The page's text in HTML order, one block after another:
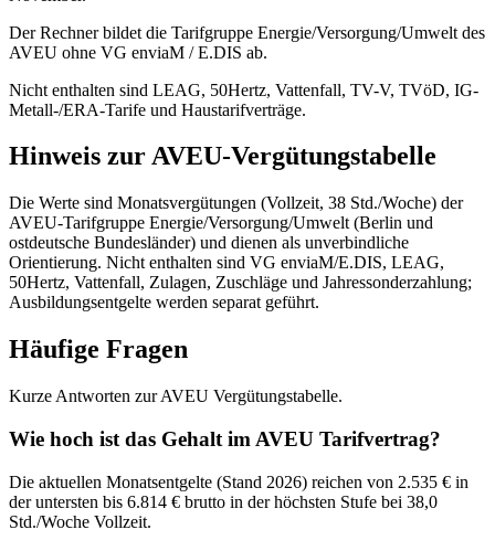
Der Rechner bildet die Tarifgruppe Energie/Versorgung/Umwelt des
AVEU ohne VG enviaM / E.DIS ab.
Nicht enthalten sind LEAG, 50Hertz, Vattenfall, TV-V, TVöD, IG-
Metall-/ERA-Tarife und Haustarifverträge.
Hinweis zur AVEU-Vergütungstabelle
Die Werte sind Monatsvergütungen (Vollzeit, 38 Std./Woche) der
AVEU-Tarifgruppe Energie/Versorgung/Umwelt (Berlin und
ostdeutsche Bundesländer) und dienen als unverbindliche
Orientierung. Nicht enthalten sind VG enviaM/E.DIS, LEAG,
50Hertz, Vattenfall, Zulagen, Zuschläge und Jahressonderzahlung;
Ausbildungsentgelte werden separat geführt.
Häufige Fragen
Kurze Antworten zur AVEU Vergütungstabelle.
Wie hoch ist das Gehalt im AVEU Tarifvertrag?
Die aktuellen Monatsentgelte (Stand 2026) reichen von 2.535 € in
der untersten bis 6.814 € brutto in der höchsten Stufe bei 38,0
Std./Woche Vollzeit.